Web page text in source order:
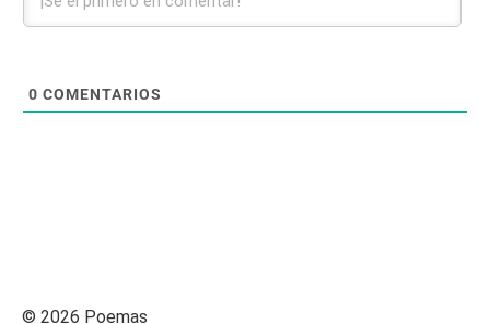
0 COMENTARIOS
© 2026 Poemas